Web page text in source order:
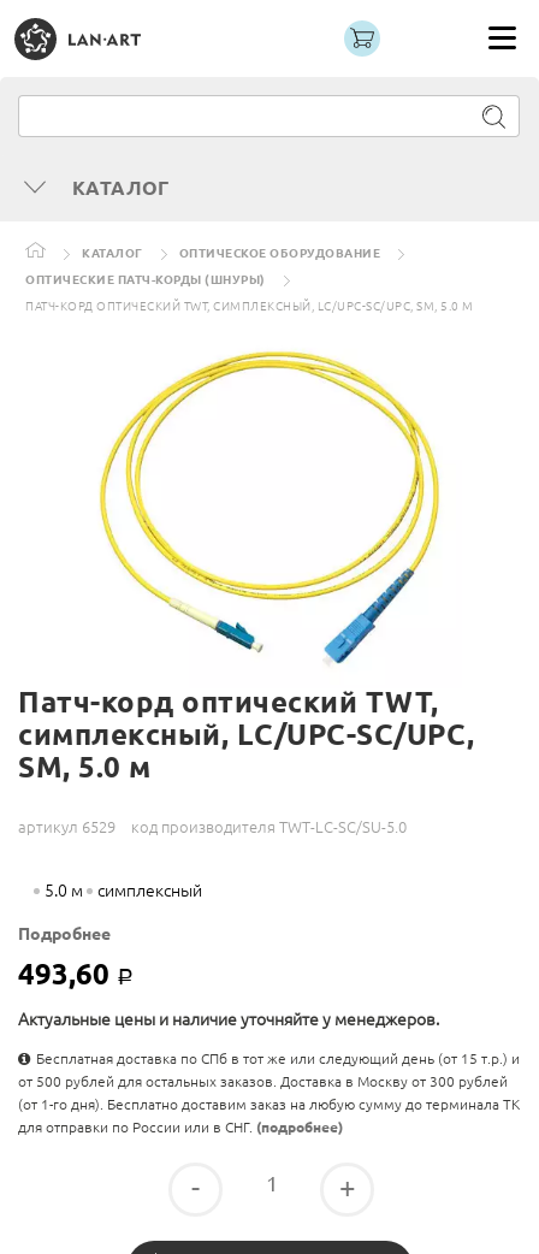
КАТАЛОГ
КАТАЛОГ
ОПТИЧЕСКОЕ ОБОРУДОВАНИЕ
ОПТИЧЕСКИЕ ПАТЧ-КОРДЫ (ШНУРЫ)
ПАТЧ-КОРД ОПТИЧЕСКИЙ TWT, СИМПЛЕКСНЫЙ, LC/UPC-SC/UPC, SM, 5.0 М
Патч-корд оптический TWT,
симплексный, LC/UPC-SC/UPC,
SM, 5.0 м
артикул 6529 код производителя TWT-LC-SC/SU-5.0
5.0 м симплексный
Подробнее
493,60 Р
Актуальные цены и наличие уточняйте у менеджеров.
Бесплатная доставка по СПб в тот же или следующий день (от 15 т.р.) и
от 500 рублей для остальных заказов. Доставка в Москву от 300 рублей
(от 1-го дня). Бесплатно доставим заказ на любую сумму до терминала ТК
для отправки по России или в СНГ. (подробнее)
- +